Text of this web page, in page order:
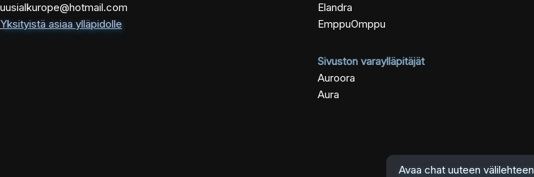
uusialkurope@hotmail.com
Yksityistä asiaa ylläpidolle
Elandra
EmppuOmppu
Sivuston varaylläpitäjät
Auroora
Aura
Avaa chat uuteen välilehteen